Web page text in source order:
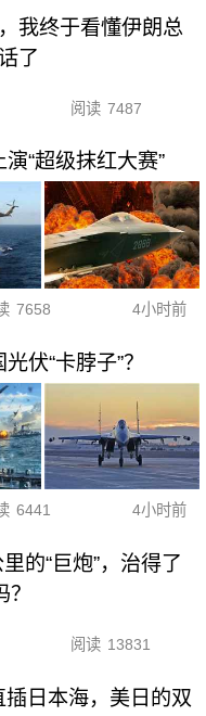
我终于看懂伊朗总
了
阅读 7487
“超级抹红大赛”
7658 4小时前
伏“卡脖子”？
6441 4小时前
的“巨炮”，治得了
阅读 13831
插日本海，美日的双